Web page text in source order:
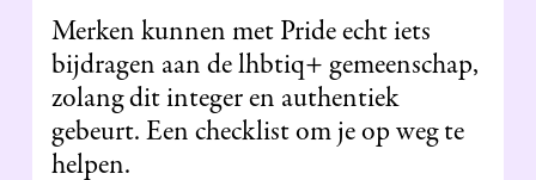
Merken kunnen met Pride echt iets
bijdragen aan de lhbtiq+ gemeenschap,
zolang dit integer en authentiek
gebeurt. Een checklist om je op weg te
helpen.‍